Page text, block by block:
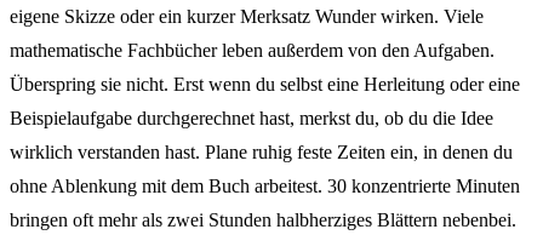
eigene Skizze oder ein kurzer Merksatz Wunder wirken. Viele
mathematische Fachbücher leben außerdem von den Aufgaben.
Überspring sie nicht. Erst wenn du selbst eine Herleitung oder eine
Beispielaufgabe durchgerechnet hast, merkst du, ob du die Idee
wirklich verstanden hast. Plane ruhig feste Zeiten ein, in denen du
ohne Ablenkung mit dem Buch arbeitest. 30 konzentrierte Minuten
bringen oft mehr als zwei Stunden halbherziges Blättern nebenbei.